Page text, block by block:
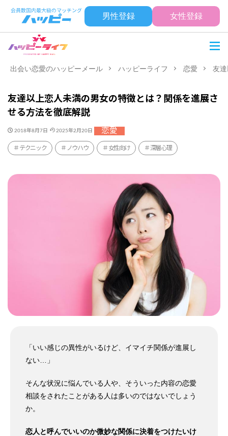
男性登録 女性登録
出会い恋愛のハッピーメール ハッピーライフ 恋愛 友
友達以上恋人未満の男女の特徴とは？関係を進展さ
せる方法を徹底解説
2018年8月7日 2025年2月20日 恋愛
テクニック ノウハウ 女性向け 深層心理
「いい感じの異性がいるけど、イマイチ関係が進展し
ない…」
そんな状況に悩んでいる人や、そういった内容の恋愛
相談をされたことがある人は多いのではないでしょう
か。
恋人と呼んでいいのか微妙な関係に決着をつけたいけ